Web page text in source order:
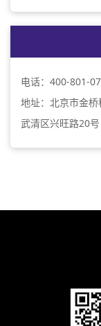
电话：400-801-
地址：北京市金
武清区兴旺路20号